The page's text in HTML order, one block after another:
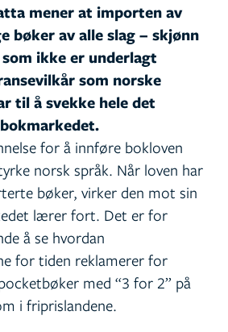
mener at importen av
bøker av alle slag – skjønn
ikke er underlagt
som norske
til å svekke hele det
for å innføre bokloven
norsk språk. Når loven har
bøker, virker den mot sin
lærer fort. Det er for
å se hvordan
for tiden reklamerer for
med “3 for 2” på
i friprislandene.